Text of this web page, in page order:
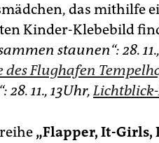
das mithilfe
Kinder-Klebebild
staunen“: 28.
Flughafen
11., 13Uhr,
„Flapper, It-Girls,